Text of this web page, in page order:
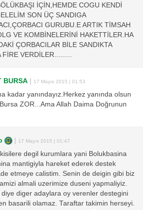
İÇİN,HEMDE COGU KENDİ
SON ÜÇ SANDIGA
GURUBU.E ARTIK TİMSAH
VE KOMBİNELERİNİ HAKETTİLER.HA
ÇORBACILAR BİLE SANDIKTA
FİRE VERDİLER.........
BURSA 17 Mayıs 2015 | 01:53
kadar yanındayız.Herkez yanında olsun
ZOR...Ama Allah Daima Doğrunun
17 Mayıs 2015 | 01:47
degil kurumlara yani Bolukbasina
mantigiyla hareket ederek destek
etmeye calistim. Senin de deigin gibi biz
almali uzerimize duseni yapmaliyiz.
diger adaylara oy verenler destegini
basarili olamaz. Taraftar takimin herseyi.